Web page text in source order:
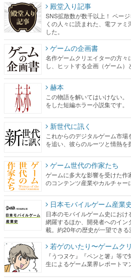
殿堂入り記事
SNS拡散数が数千以上！ ペー
くの人々に読まれた、電ファミ
した。
ゲームの企画書
名作ゲームクリエイターの方々
し、ヒットする企画（ゲーム）
赫本
この物語を解いてはいけない
をした短編ホラー小説集です。
新世代に訊く
これからのデジタルゲーム市
を追い、彼らのルーツと情熱を
ゲーム世代の作家たち
ゲームに多大な影響を受けた
のコンテンツ産業やカルチャー
日本モバイルゲーム産業史
日本のモバイルゲーム史にお
網羅するほか、開発者へのイ
載。約20年の歴史が一望できる
若ゲのいたり〜ゲームク
『うつヌケ』『ペンと箸』等
生によるゲーム業界レポートマ